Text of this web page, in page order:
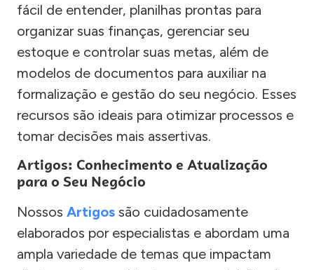
fácil de entender, planilhas prontas para
organizar suas finanças, gerenciar seu
estoque e controlar suas metas, além de
modelos de documentos para auxiliar na
formalização e gestão do seu negócio. Esses
recursos são ideais para otimizar processos e
tomar decisões mais assertivas.
Artigos: Conhecimento e Atualização
para o Seu Negócio
Nossos Artigos são cuidadosamente
elaborados por especialistas e abordam uma
ampla variedade de temas que impactam